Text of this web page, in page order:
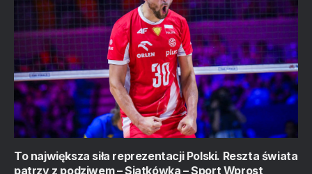
To największa siła reprezentacji Polski. Reszta świata
patrzy z podziwem – Siatkówka – Sport Wprost